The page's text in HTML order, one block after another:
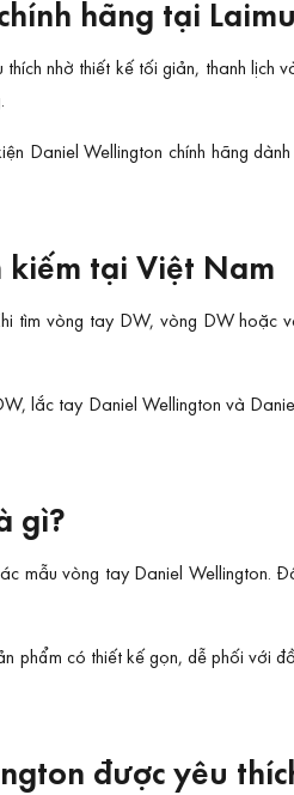
hãng tại
nhờ thiết kế tối giản, thanh lịch
Daniel Wellington chính hãng
kiếm tại Việt Nam
tìm vòng tay DW, vòng DW hoặc
lắc tay Daniel Wellington và
gì?
mẫu vòng tay Daniel Wellington.
phẩm có thiết kế gọn, dễ phối
được yêu